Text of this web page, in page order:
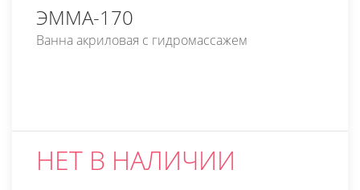
ЭММА-170
Ванна акриловая с гидромассажем
НЕТ В НАЛИЧИИ